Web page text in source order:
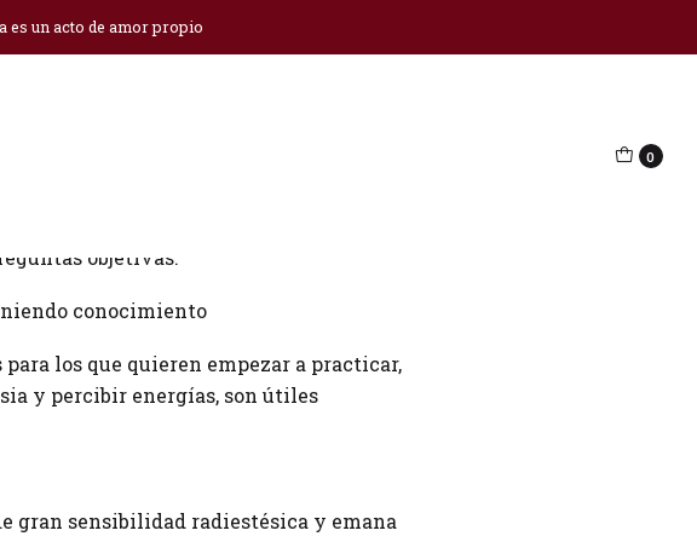
0
es un acto de amor propio
objetivas.
conocimiento
los que quieren empezar a practicar,
y percibir energías, son útiles
gran sensibilidad radiestésica y emana